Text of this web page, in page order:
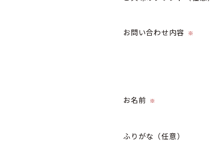
お問い合わせ内容 ※
お名前 ※
ふりがな （任意）